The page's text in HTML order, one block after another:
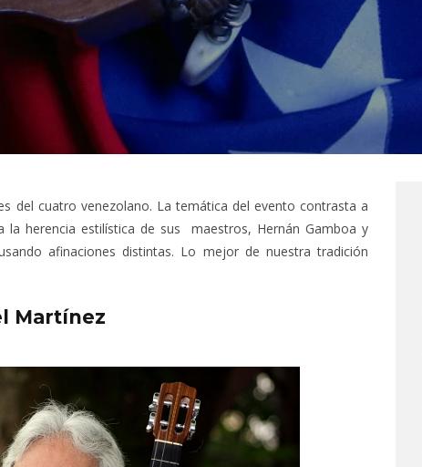
del cuatro venezolano. La temática del evento contrasta a
herencia estilística de sus maestros, Hernán Gamboa y
afinaciones distintas. Lo mejor de nuestra tradición
Martínez